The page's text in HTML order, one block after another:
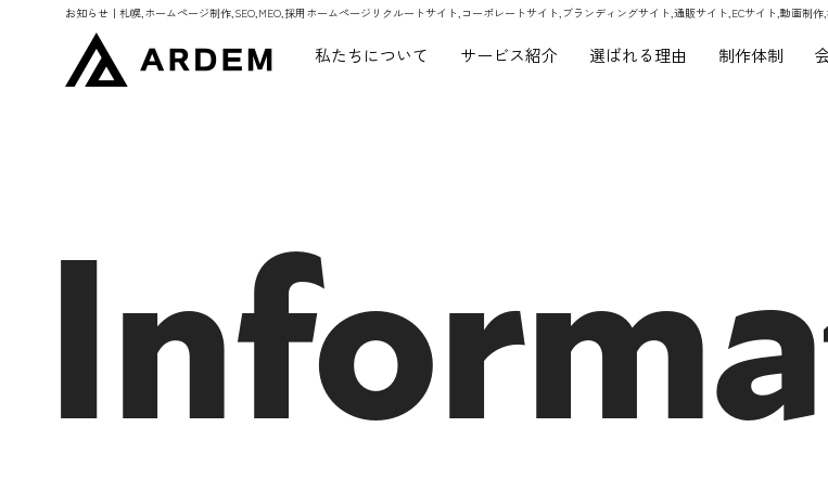
お知らせ｜札幌,ホームページ制作,SEO,MEO,採用ホームページリクルートサイト,コーポレートサイト,ブランディングサイト,通販サイト,ECサイト,動画制作
私たちについて サービス紹介 選ばれる理由 制作体制